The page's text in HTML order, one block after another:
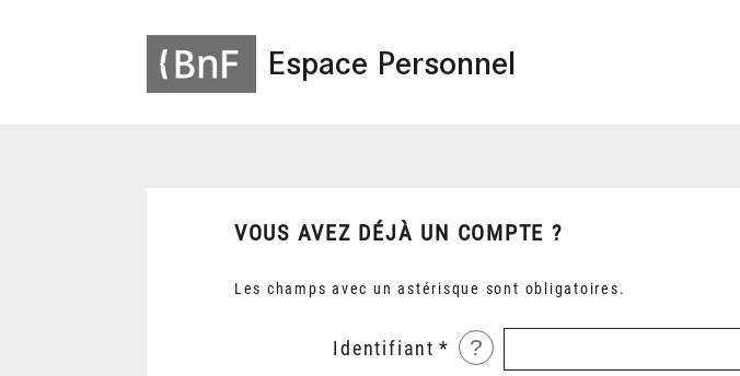
Espace Personnel
VOUS AVEZ DÉJÀ UN COMPTE ?
Les champs avec un astérisque sont obligatoires.
Identifiant ?